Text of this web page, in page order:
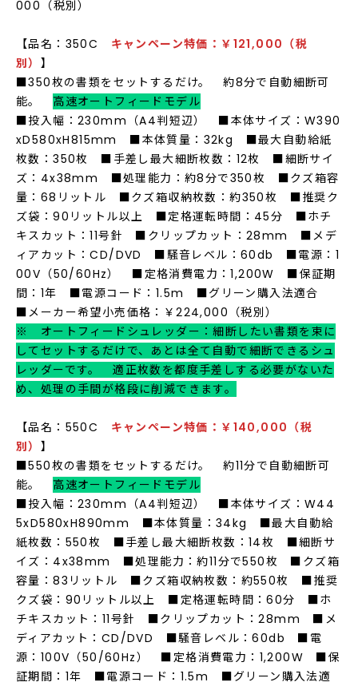
000（税別）
【品名：350C キャンペーン特価 ：￥121,000（税
別） 】
■350枚の書類をセットするだけ。 約8分で自動細断可
能。 高速オートフィードモデル
■投入幅：230mm（A4判短辺） ■本体サイズ：W390
xD580xH815mm ■本体質量：32kg ■最大自動給紙
枚数：350枚 ■手差し最大細断枚数：12枚 ■細断サイ
ズ：4x38mm ■処理能力：約8分で350枚 ■クズ箱容
量：68リットル ■クズ箱収納枚数：約350枚 ■推奨ク
ズ袋：90リットル以上 ■定格運転時間：45分 ■ホチ
キスカット：11号針 ■クリップカット：28mm ■メデ
ィアカット：CD/DVD ■騒音レベル：60db ■電源：1
00V（50/60Hz） ■定格消費電力：1,200W ■保証期
間：1年 ■電源コード：1.5m ■グリーン購入法適合
■メーカー希望小売価格：￥224,000（税別）
※ オートフィードシュレッダー：細断したい書類を束に
してセットするだけで、あとは全て自動で細断できるシュ
レッダーです。 適正枚数を都度手差しする必要がないた
め、処理の手間が格段に削減できます。
【品名：550C キャンペーン特価 ：￥140,000（税
別） 】
■550枚の書類をセットするだけ。 約11分で自動細断可
能。 高速オートフィードモデル
■投入幅：230mm（A4判短辺） ■本体サイズ：W44
5xD580xH890mm ■本体質量：34kg ■最大自動給
紙枚数：550枚 ■手差し最大細断枚数：14枚 ■細断サ
イズ：4x38mm ■処理能力：約11分で550枚 ■クズ箱
容量：83リットル ■クズ箱収納枚数：約550枚 ■推奨
クズ袋：90リットル以上 ■定格運転時間：60分 ■ホ
チキスカット：11号針 ■クリップカット：28mm ■メ
ディアカット：CD/DVD ■騒音レベル：60db ■電
源：100V（50/60Hz） ■定格消費電力：1,200W ■保
証期間：1年 ■電源コード：1.5m ■グリーン購入法適